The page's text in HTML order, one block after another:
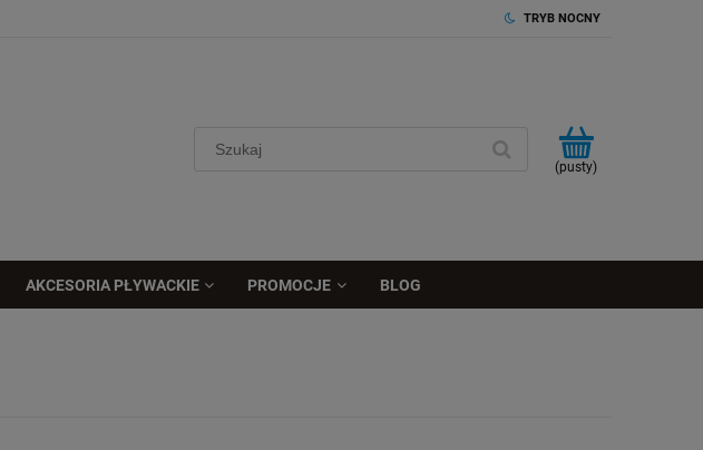
TRYB NOCNY
(pusty)
AKCESORIA PŁYWACKIE PROMOCJE BLOG